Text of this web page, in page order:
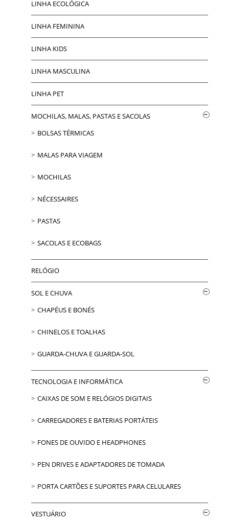
LINHA ECOLÓGICA
LINHA FEMININA
LINHA KIDS
LINHA MASCULINA
LINHA PET
MOCHILAS, MALAS, PASTAS E SACOLAS
BOLSAS TÉRMICAS
MALAS PARA VIAGEM
MOCHILAS
NÉCESSAIRES
PASTAS
SACOLAS E ECOBAGS
RELÓGIO
SOL E CHUVA
CHAPÉUS E BONÉS
CHINELOS E TOALHAS
GUARDA-CHUVA E GUARDA-SOL
TECNOLOGIA E INFORMÁTICA
CAIXAS DE SOM E RELÓGIOS DIGITAIS
CARREGADORES E BATERIAS PORTÁTEIS
FONES DE OUVIDO E HEADPHONES
PEN DRIVES E ADAPTADORES DE TOMADA
PORTA CARTÕES E SUPORTES PARA CELULARES
VESTUÁRIO